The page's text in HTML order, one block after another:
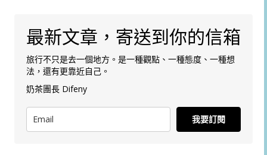
最新文章，寄送到你的信箱
旅行不只是去一個地方。是一種觀點、一種態度、一種想
法，還有更靠近自己。
奶茶團長 Difeny
我要訂閱